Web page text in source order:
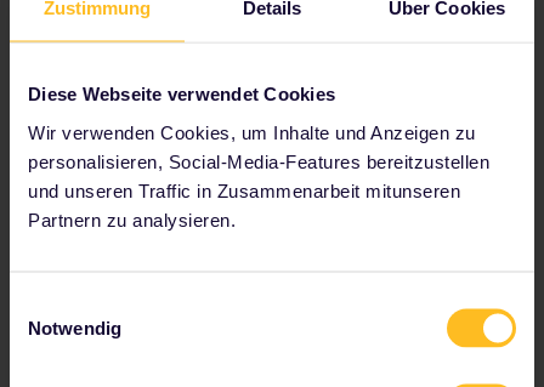
Zustimmung Details Über Cookies
Diese Webseite verwendet Cookies
Wir verwenden Cookies, um Inhalte und Anzeigen zu
personalisieren, Social-Media-Features bereitzustellen
und unseren Traffic in Zusammenarbeit mitunseren
Partnern zu analysieren.
Notwendig
Blick auf Stockholm im Winter